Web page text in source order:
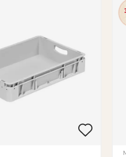
fö
Borttagbart